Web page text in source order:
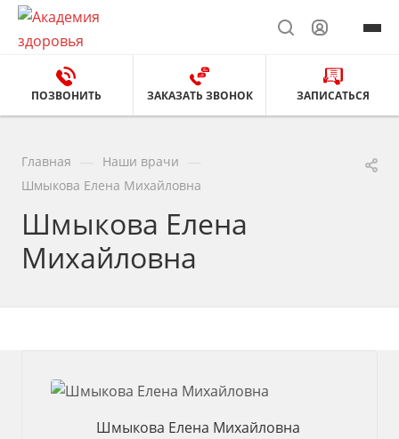
ПОЗВОНИТЬ ЗАКАЗАТЬ ЗВОНОК ЗАПИСАТЬСЯ
Главная Наши врачи
Шмыкова Елена Михайловна
Шмыкова Елена
Михайловна
Шмыкова Елена Михайловна